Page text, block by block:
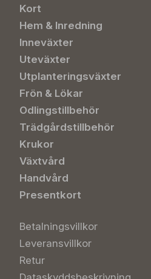
Kort
Hem & Inredning
Inneväxter
Uteväxter
Utplanteringsväxter
Frön & Lökar
Odlingstillbehör
Trädgårdstillbehör
Krukor
Växtvård
Handvård
Presentkort
Betalningsvillkor
Leveransvillkor
Retur